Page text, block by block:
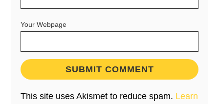
Your Webpage
This site uses Akismet to reduce spam. Learn